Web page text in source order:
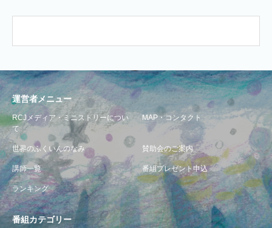
運営者メニュー
RCJメディア・ミニストリーについ
て
MAP・コンタクト
世界のふくいんのなみ 賛助会のご案内
講師一覧 番組プレゼント申込
ランキング
番組カテゴリー